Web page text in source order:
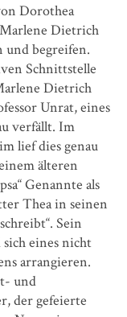
Dorothea
Dietrich
und begreifen.
Schnittstelle
Dietrich
Unrat, eines
verfällt. Im
lief dies genau
älteren
Genannte als
Thea in seinen
Sein
eines nicht
arrangieren.
und
der gefeierte